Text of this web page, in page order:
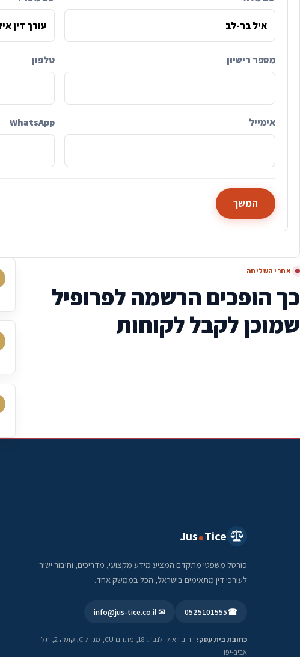
מספר רישיון טלפון
אימייל WhatsApp
המשך
אחרי השליחה
כך הופכים הרשמה לפרופיל
שמוכן לקבל לקוחות
Jus Tice
פורטל משפטי מתקדם המציע מידע מקצועי, מדריכים, וחיבור ישיר
לעורכי דין מתאימים בישראל, הכל בממשק אחד.
☎
0525101555
✉ info@jus-tice.co.il
כתובת בית עסק:
רחוב ראול ולנברג 18, מתחם CU, מגדל C, קומה 2, תל
אביב-יפו